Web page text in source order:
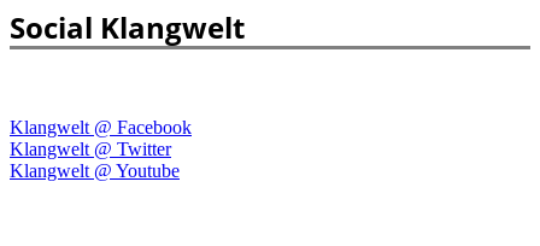
Social Klangwelt
Klangwelt @ Facebook
Klangwelt @ Twitter
Klangwelt @ Youtube